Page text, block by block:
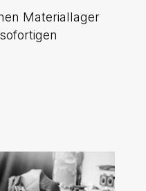
Materiallager